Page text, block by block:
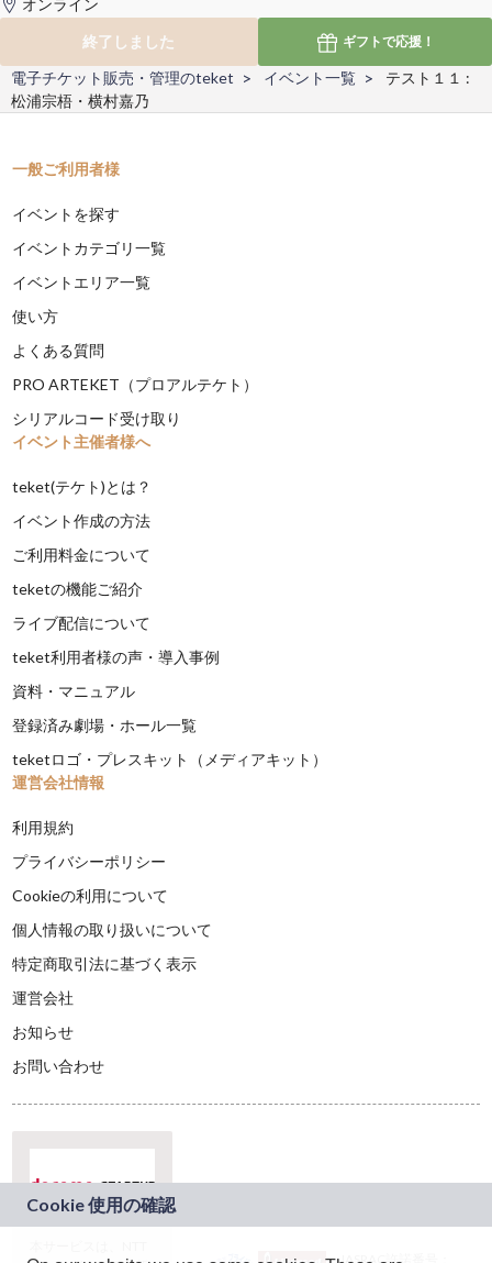
オンライン
終了しました
ギフトで応援！
電子チケット販売・管理のteket イベント一覧
テスト１１ :
松浦宗梧・横村嘉乃
一般ご利用者様
イベントを探す
イベントカテゴリ一覧
イベントエリア一覧
使い方
よくある質問
PRO ARTEKET（プロアルテケト）
シリアルコード受け取り
イベント主催者様へ
teket(テケト)とは？
イベント作成の方法
ご利用料金について
teketの機能ご紹介
ライブ配信について
teket利用者様の声・導入事例
資料・マニュアル
登録済み劇場・ホール一覧
teketロゴ・プレスキット（メディアキット）
運営会社情報
利用規約
プライバシーポリシー
Cookieの利用について
個人情報の取り扱いについて
特定商取引法に基づく表示
運営会社
お知らせ
お問い合わせ
JASRAC許諾番号：